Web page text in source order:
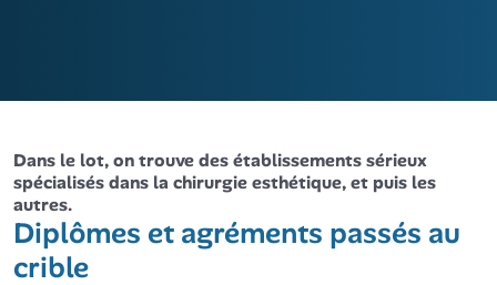
Dans le lot, on trouve des établissements sérieux
spécialisés dans la chirurgie esthétique, et puis les
autres.
Diplômes et agréments passés au
crible